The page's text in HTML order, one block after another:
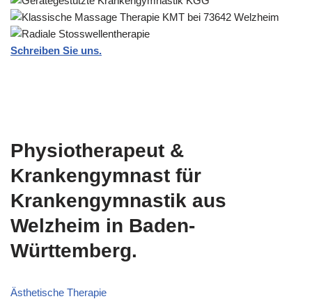
Schreiben Sie uns.
Physiotherapeut &
Krankengymnast für
Krankengymnastik aus
Welzheim in Baden-
Württemberg.
Ästhetische Therapie